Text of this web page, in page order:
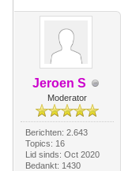
Jeroen S
Moderator
Berichten: 2.643
Topics: 16
Lid sinds: Oct 2020
Bedankt: 1430